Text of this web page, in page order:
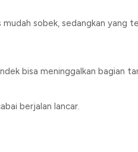
sobek, sedangkan yang
bisa meninggalkan bagian
berjalan lancar.